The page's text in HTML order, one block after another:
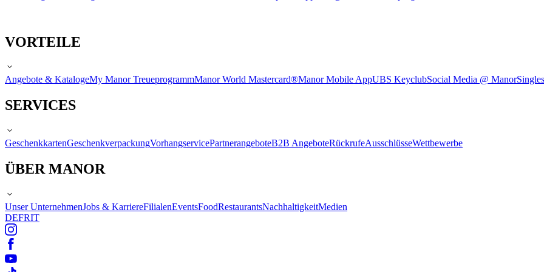
VORTEILE
Angebote & KatalogeMy Manor TreueprogrammManor World Mastercard®Manor Mobile AppUBS KeyclubSocial Media @ Manor
SERVICES
GeschenkkartenGeschenkverpackungVorhangservicePartnerangeboteB2B AngeboteRückrufeAusschlüsseWettbewerbe
ÜBER MANOR
Unser UnternehmenJobs & KarriereFilialenEventsFoodRestaurantsNachhaltigkeitMedien
DEFRIT